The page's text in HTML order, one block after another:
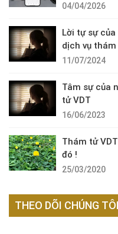
04/04/2026
Lời tự sự
dịch vụ
11/07/2024
Tâm sự của
tử VDT
16/06/2023
Thám tử
đó !
25/03/2020
THEO DÕI CHÚNG TÔI